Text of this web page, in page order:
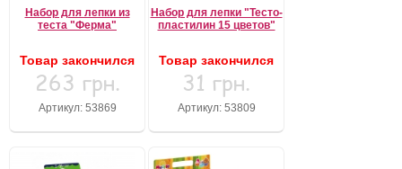
Набор для лепки из
теста "Ферма"
Товар закончился
263 грн.
Артикул: 53869
Набор для лепки "Тесто-
пластилин 15 цветов"
Товар закончился
31 грн.
Артикул: 53809